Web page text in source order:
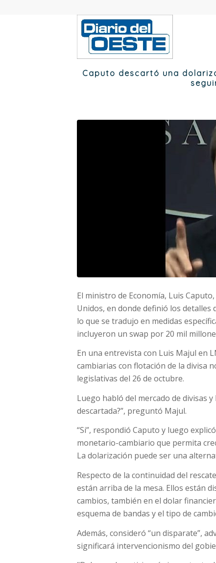
Caputo descartó una
El ministro de Economía, Luis
Unidos, en donde definió los detalles
lo que se tradujo en medidas
incluyeron un swap por 20 mil
En una entrevista con Luis Majul en
cambiarias con flotación de la divisa
legislativas del 26 de octubre.
Luego habló del mercado de divisas
descartada?”, preguntó Majul.
“Si”, respondió Caputo y luego
monetario-cambiario que permita
La dolarización puede ser una
Respecto de la continuidad del
están arriba de la mesa. Ellos están
cambios, también en el dolar
esquema de bandas y el tipo de
Además, consideró “un disparate”,
significará intervencionismo del